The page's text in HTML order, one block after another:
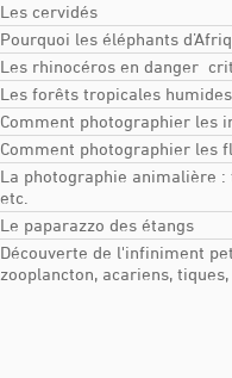
Les cervidés
Pourquoi les éléphants
Les rhinocéros en danger
Les forêts tropicales
Comment photographier les
Comment photographier les
La photographie animalière
etc.
Le paparazzo des étangs
Découverte de l'infiniment
zooplancton, acariens,